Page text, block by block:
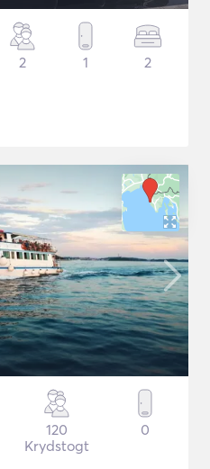
2 1 2
120
Krydstogt
0